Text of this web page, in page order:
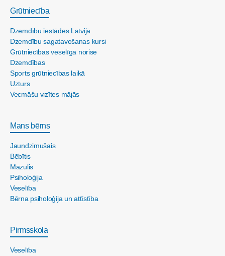
Grūtniecība
Dzemdību iestādes Latvijā
Dzemdību sagatavošanas kursi
Grūtniecības veselīga norise
Dzemdības
Sports grūtniecības laikā
Uzturs
Vecmāšu vizītes mājās
Mans bērns
Jaundzimušais
Bēbītis
Mazulis
Psiholoģija
Veselība
Bērna psiholoģija un attīstība
Pirmsskola
Veselība